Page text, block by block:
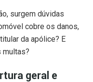
surgem dúvidas
cobre os danos,
da apólice? E
multas?
geral e